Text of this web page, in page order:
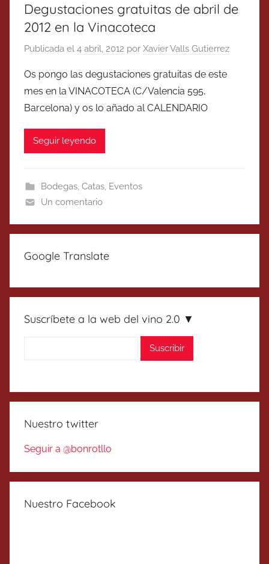
Degustaciones gratuitas de abril de
2012 en la Vinacoteca
Publicada el 4 abril, 2012 por Xavier Valls Gutierrez
Os pongo las degustaciones gratuitas de este
mes en la VINACOTECA (C/Valencia 595,
Barcelona) y os lo añado al CALENDARIO
Seguir leyendo
Bodegas, Catas, Eventos
Un comentario
Google Translate
Suscríbete a la web del vino 2.0 ▼
Nuestro twitter
Seguir a @bonrotllo
Nuestro Facebook